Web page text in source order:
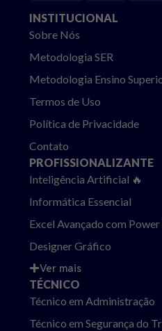
INSTITUCIONAL
Sobre Nós
Metodologia SER
Metodologia Ensino
Termos de Uso
Política de Privacidade
Contato
PROFISSIONALIZANTE
Inteligência Artificial 🔥
Informática Essencial
Excel Avançado com Power
Designer Gráfico
Ver mais
TÉCNICO
Técnico em Administração
Técnico em Segurança do